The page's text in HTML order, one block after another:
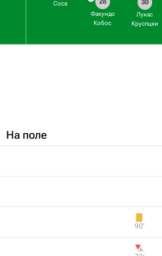
30
Лукас
Круспцки
Факундо
Кобос
Соса
На поле
90‎’‎